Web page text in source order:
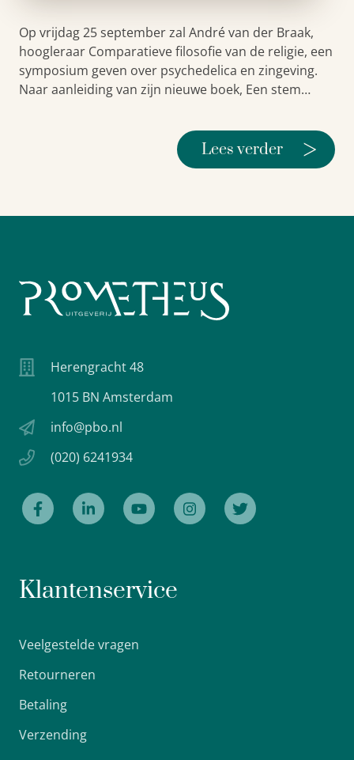
Op vrijdag 25 september zal André van der Braak,
hoogleraar Comparatieve filosofie van de religie, een
symposium geven over psychedelica en zingeving.
Naar aanleiding van zijn nieuwe boek, Een stem…
Lees verder >
Herengracht 48
1015 BN Amsterdam
info@pbo.nl
(020) 6241934
Klantenservice
Veelgestelde vragen
Retourneren
Betaling
Verzending